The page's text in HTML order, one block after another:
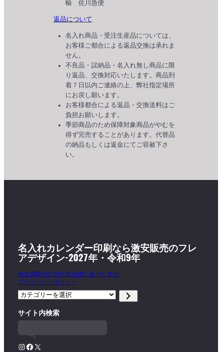
輸 佐川急便
返品について
名入れ商品・受注生産品については、
お客様ご都合による返品交換は承れま
せん。
不良品・誤納品・名入れ無し商品に限
り返品、交換対応いたします。商品到
着７日以内ご連絡の上、弊社指定場所
にお戻し願います。
お客様都合による返品・交換送料はご
負担お願いします。
季節商品のため保障対象商品がやむを
得ず完売することがあります。代替品
の納品もしくは返金にてご容赦下さ
い。
名入れカレンダー印刷なら激安販売のフレ
アデザイン-2027年・令和9年
特定商取引に関する法律に基づく表示
プライバシーポリシー
カ
ゴ
ー
を
サイト内検索
Instagram Facebook X